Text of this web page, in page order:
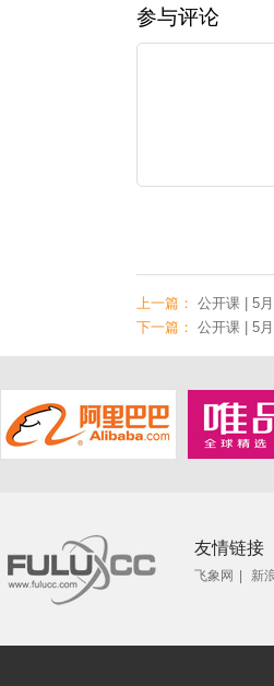
参与评论
上一篇： 公开课 | 5
下一篇： 公开课 | 5
友情链接
飞象网 新